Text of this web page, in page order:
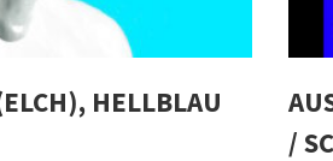
HELLBLAU
/